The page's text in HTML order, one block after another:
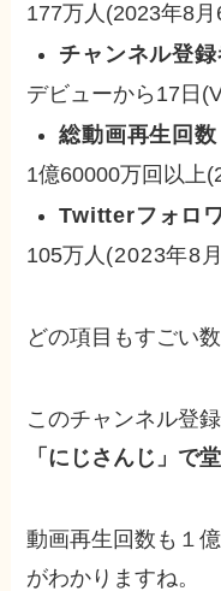
177万人(2023年8
チャンネル登
デビューから17日
総動画再生回数
1億60000万回以上
Twitterフォロ
105万人 (2023年8
どの項目もすごい
このチャンネル登
「にじさんじ」で
動画再生回数も１
がわかりますね。